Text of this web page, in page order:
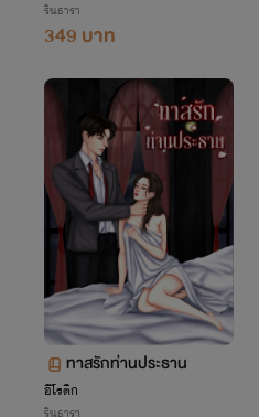
รินธารา
349 บาท
ทาสรักท่านประธาน
อีโรติก
รินธารา